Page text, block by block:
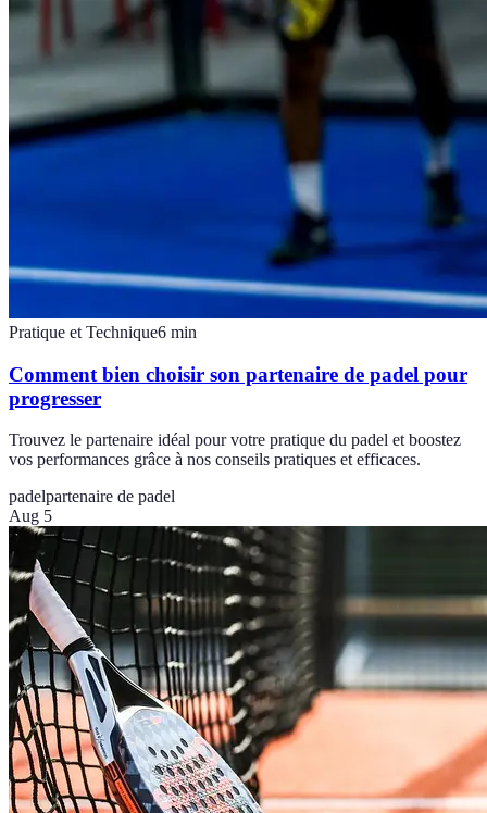
Pratique et Technique6 min
Comment bien choisir son partenaire de padel pour
progresser
Trouvez le partenaire idéal pour votre pratique du padel et boostez
vos performances grâce à nos conseils pratiques et efficaces.
padelpartenaire de padel
Aug 5